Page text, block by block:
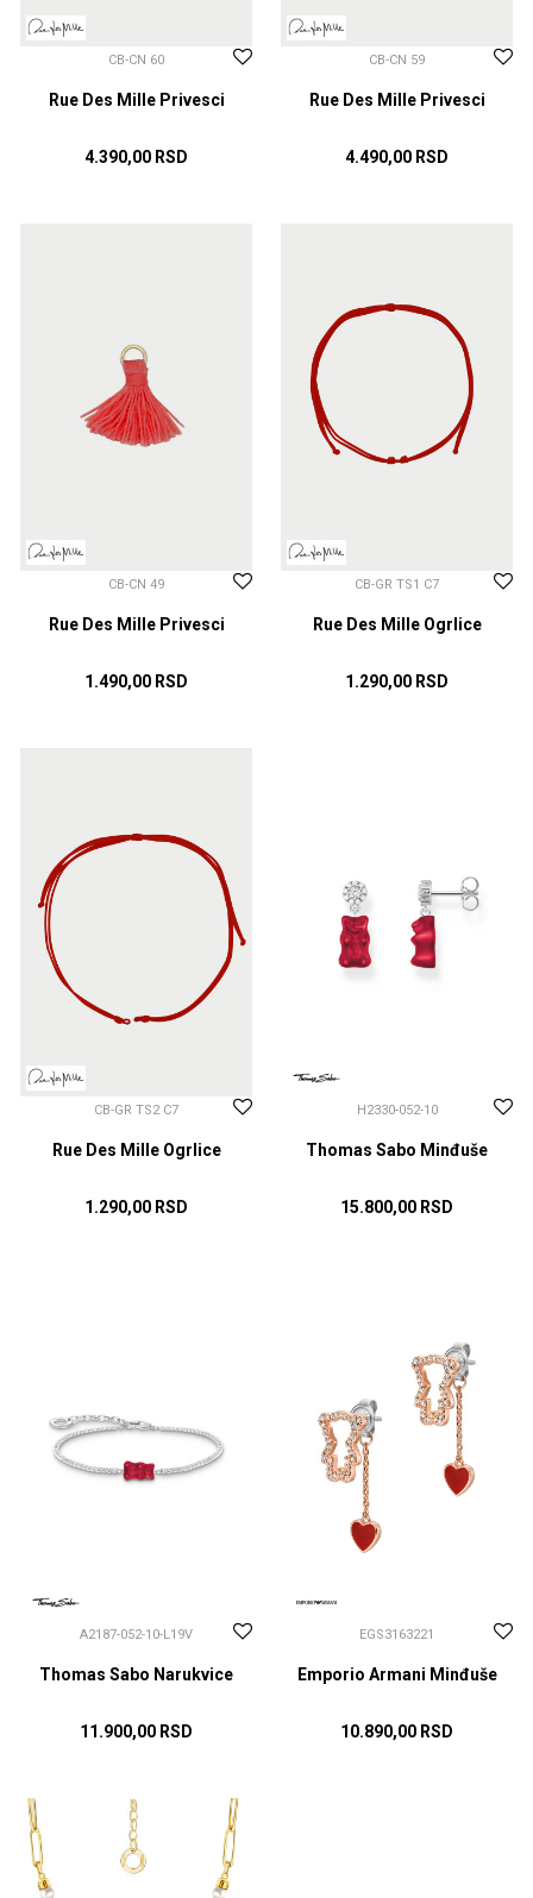
CB-CN 60
Rue Des Mille Privesci
4.390,00 RSD
CB-CN 59
Rue Des Mille Privesci
4.490,00 RSD
CB-CN 49
Rue Des Mille Privesci
1.490,00 RSD
CB-GR TS1 C7
Rue Des Mille Ogrlice
1.290,00 RSD
CB-GR TS2 C7
Rue Des Mille Ogrlice
1.290,00 RSD
H2330-052-10
Thomas Sabo Minđuše
15.800,00 RSD
A2187-052-10-L19V
Thomas Sabo Narukvice
11.900,00 RSD
DODAJ U KORPU
EGS3163221
Emporio Armani Minđuše
10.890,00 RSD